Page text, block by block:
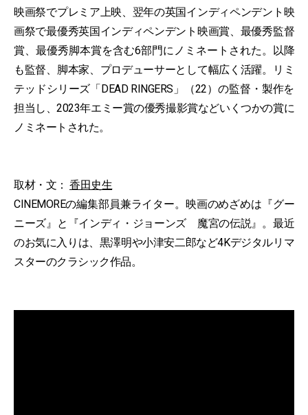
映画祭でプレミア上映、翌年の英国インディペンデント映
画祭で最優秀英国インディペンデント映画賞、最優秀監督
賞、最優秀脚本賞を含む6部門にノミネートされた。以降
も監督、脚本家、プロデューサーとして幅広く活躍。リミ
テッドシリーズ「DEAD RINGERS」（22）の監督・製作を
担当し、2023年エミー賞の優秀撮影賞などいくつかの賞に
ノミネートされた。
取材・文： 香田史生
CINEMOREの編集部員兼ライター。映画のめざめは『グー
ニーズ』と『インディ・ジョーンズ 魔宮の伝説』。最近
のお気に入りは、黒澤明や小津安二郎など4Kデジタルリマ
スターのクラシック作品。